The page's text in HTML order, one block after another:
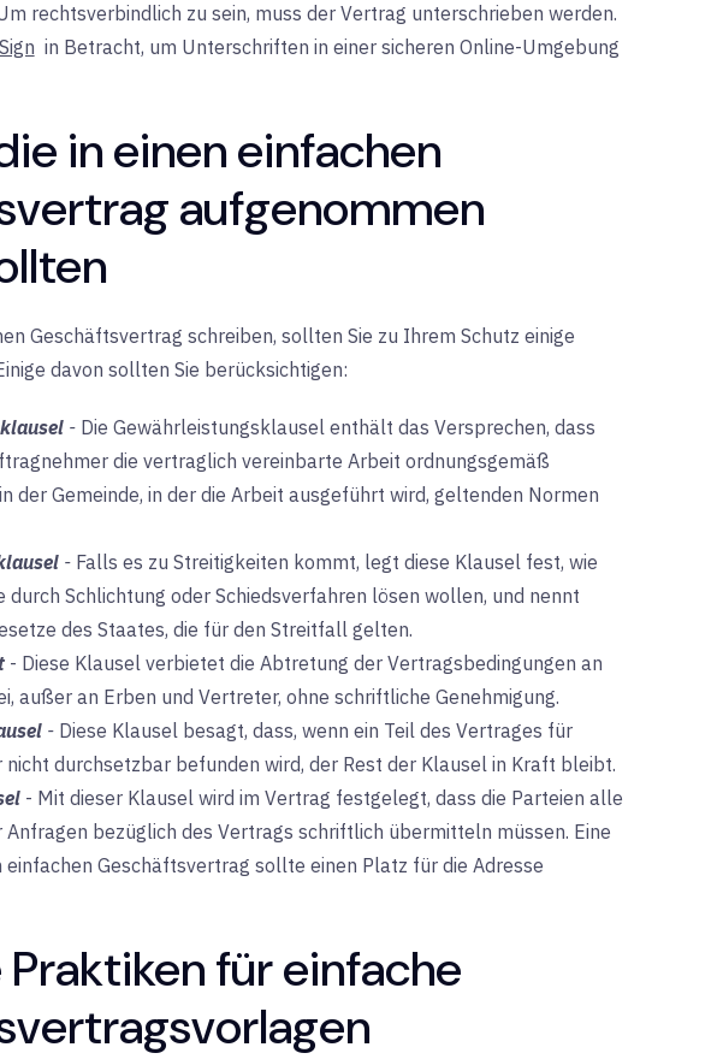
rechtsverbindlich zu sein, muss der Vertrag unterschrieben werden.
in Betracht, um Unterschriften in einer sicheren Online-Umgebung
in einen einfachen
aufgenommen
Geschäftsvertrag schreiben, sollten Sie zu Ihrem Schutz einige
davon sollten Sie berücksichtigen:
- Die Gewährleistungsklausel enthält das Versprechen, dass
die vertraglich vereinbarte Arbeit ordnungsgemäß
der Gemeinde, in der die Arbeit ausgeführt wird, geltenden Normen
- Falls es zu Streitigkeiten kommt, legt diese Klausel fest, wie
durch Schlichtung oder Schiedsverfahren lösen wollen, und nennt
des Staates, die für den Streitfall gelten.
- Diese Klausel verbietet die Abtretung der Vertragsbedingungen an
außer an Erben und Vertreter, ohne schriftliche Genehmigung.
- Diese Klausel besagt, dass, wenn ein Teil des Vertrages für
nicht durchsetzbar befunden wird, der Rest der Klausel in Kraft bleibt.
- Mit dieser Klausel wird im Vertrag festgelegt, dass die Parteien alle
Anfragen bezüglich des Vertrags schriftlich übermitteln müssen. Eine
einfachen Geschäftsvertrag sollte einen Platz für die Adresse
für einfache